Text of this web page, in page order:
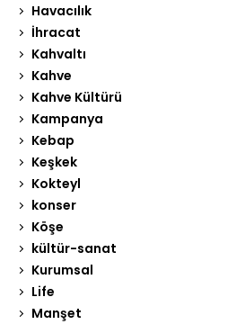
Havacılık
İhracat
Kahvaltı
Kahve
Kahve Kültürü
Kampanya
Kebap
Keşkek
Kokteyl
konser
Köşe
kültür-sanat
Kurumsal
Life
Manşet